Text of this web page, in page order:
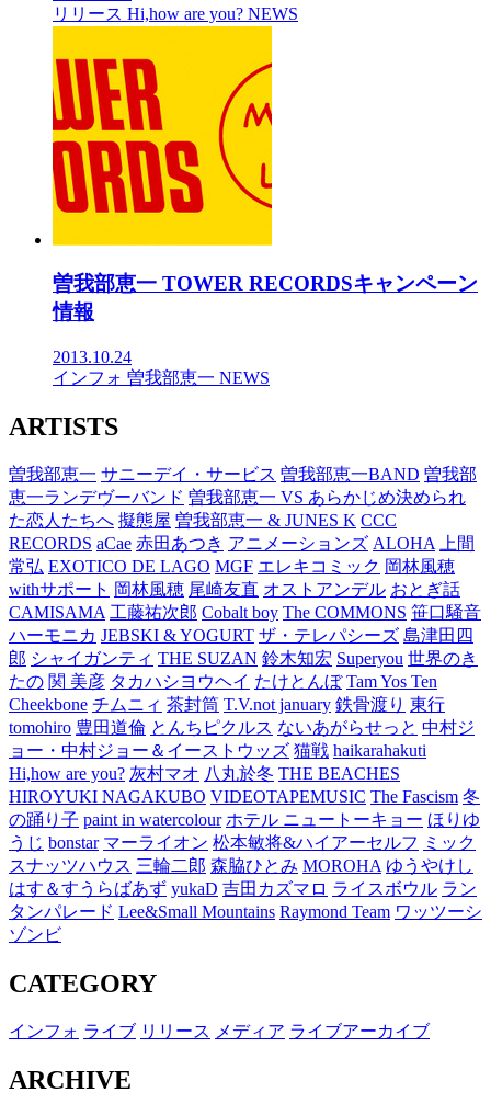
リリース Hi,how are you? NEWS
曽我部恵一 TOWER RECORDSキャンペーン
情報
2013.10.24
インフォ 曽我部恵一 NEWS
ARTISTS
曽我部恵一 サニーデイ・サービス 曽我部恵一BAND 曽我部
恵一ランデヴーバンド 曽我部恵一 VS あらかじめ決められ
た恋人たちへ 擬態屋 曽我部恵一 & JUNES K CCC
RECORDS aCae 赤田あつき アニメーションズ ALOHA
上間
常弘 EXOTICO DE LAGO MGF エレキコミック 岡林風穂
withサポート 岡林風穂 尾崎友直 オストアンデル おとぎ話
CAMISAMA 工藤祐次郎 Cobalt boy The COMMONS 笹口騒音
ハーモニカ JEBSKI & YOGURT ザ・テレパシーズ 島津田四
郎 シャイガンティ THE SUZAN 鈴木知宏 Superyou 世界のき
たの 関 美彦 タカハシヨウヘイ たけとんぼ Tam Yos Ten
Cheekbone チムニィ 茶封筒 T.V.not january 鉄骨渡り 東行
tomohiro 豊田道倫 とんちピクルス ないあがらせっと 中村ジ
ョー・中村ジョー＆イーストウッズ 猫戦 haikarahakuti
Hi,how are you? 灰村マオ 八丸於冬 THE BEACHES
HIROYUKI NAGAKUBO VIDEOTAPEMUSIC The Fascism 冬
の踊り子 paint in watercolour ホテル ニュートーキョー ほりゆ
うじ bonstar マーライオン 松本敏将&ハイアーセルフ ミック
スナッツハウス 三輪二郎 森脇ひとみ MOROHA ゆうやけし
はす＆すうらばあず yukaD 吉田カズマロ ライスボウル ラン
タンパレード Lee&Small Mountains Raymond Team ワッツーシ
ゾンビ
CATEGORY
インフォ ライブ リリース メディア ライブアーカイブ
ARCHIVE